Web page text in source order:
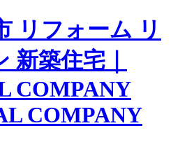
リフォーム リ
新築住宅｜
COMPANY